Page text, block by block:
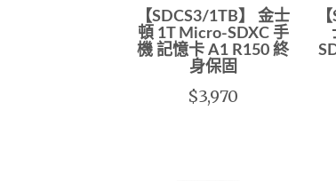
【SDCS3/1TB】 金士
頓 1T Micro-SDXC 手
機 記憶卡 A1 R150 終
身保固
$3,970